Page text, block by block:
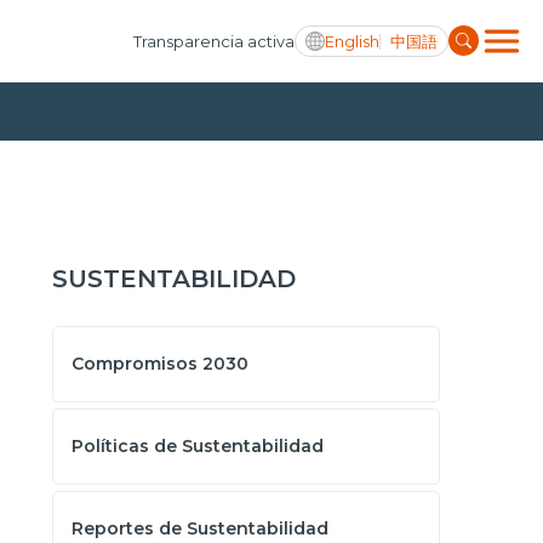
Transparencia activa English 中国語
SUSTENTABILIDAD
Compromisos 2030
Políticas de Sustentabilidad
Reportes de Sustentabilidad